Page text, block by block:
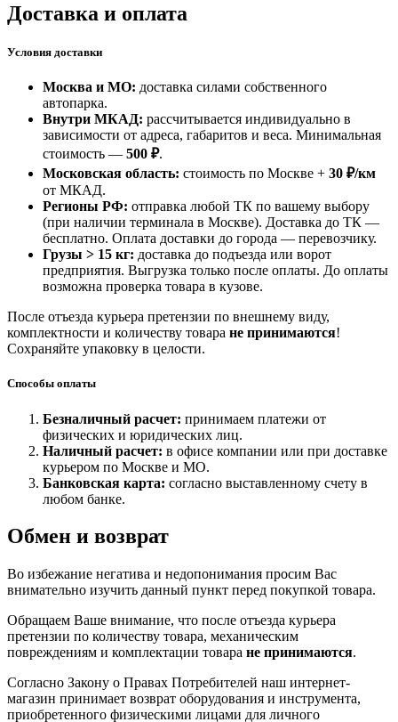
Доставка и оплата
Условия доставки
Москва и МО: доставка силами собственного
автопарка.
Внутри МКАД: рассчитывается индивидуально в
зависимости от адреса, габаритов и веса. Минимальная
стоимость — 500 ₽.
Московская область: стоимость по Москве + 30 ₽/км
от МКАД.
Регионы РФ: отправка любой ТК по вашему выбору
(при наличии терминала в Москве). Доставка до ТК —
бесплатно. Оплата доставки до города — перевозчику.
Грузы > 15 кг: доставка до подъезда или ворот
предприятия. Выгрузка только после оплаты. До оплаты
возможна проверка товара в кузове.
После отъезда курьера претензии по внешнему виду,
комплектности и количеству товара не принимаются!
Сохраняйте упаковку в целости.
Способы оплаты
Безналичный расчет: принимаем платежи от
физических и юридических лиц.
Наличный расчет: в офисе компании или при доставке
курьером по Москве и МО.
Банковская карта: согласно выставленному счету в
любом банке.
Обмен и возврат
Во избежание негатива и недопонимания просим Вас
внимательно изучить данный пункт перед покупкой товара.
Обращаем Ваше внимание, что после отъезда курьера
претензии по количеству товара, механическим
повреждениям и комплектации товара не принимаются.
Согласно Закону о Правах Потребителей наш интернет-
магазин принимает возврат оборудования и инструмента,
приобретенного физическими лицами для личного